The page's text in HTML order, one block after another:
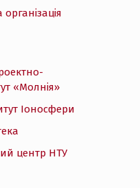
«Молнія»
Іоносфери
центр НТУ